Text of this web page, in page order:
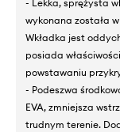
- Lekka, sprężysta
wykonana została
Wkładka jest
posiada
powstawaniu
- Podeszwa
EVA, zmniejsza
trudnym terenie.